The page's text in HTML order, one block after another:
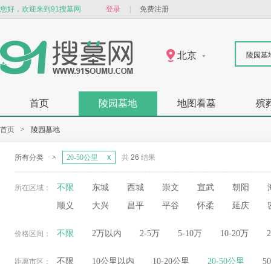
您好，欢迎来到91搜墓网 登录 免费注册
北京 陵园墓
首页 陵园墓地 地图看墓 殡
首页 > 陵园墓地
所有分类 > 20-50公里 共 26 结果
所在区域： 不限 东城 西城 崇文 宣武 朝阳
顺义
大兴 昌平 平谷 怀柔 延庆
价格区间： 不限 2万以内 2-5万 5-10万 10-20万
距离市区： 不限 10公里以内 10-20公里 20-50公里